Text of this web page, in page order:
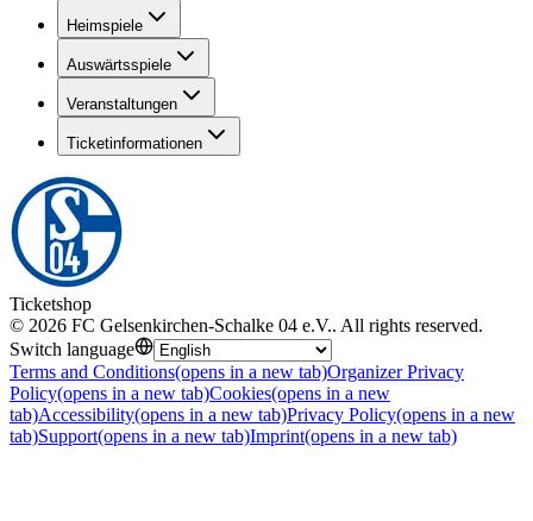
Heimspiele
Auswärtsspiele
Veranstaltungen
Ticketinformationen
Ticketshop
© 2026 FC Gelsenkirchen-Schalke 04 e.V.. All rights reserved.
Switch language
Terms and Conditions(opens in a new tab)Organizer Privacy
Policy(opens in a new tab)Cookies(opens in a new
tab)Accessibility(opens in a new tab)Privacy Policy(opens in a new
tab)Support(opens in a new tab)Imprint(opens in a new tab)